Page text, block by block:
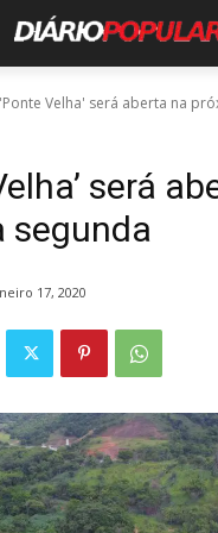
'Ponte Velha' será aberta na
será
segunda
17, 2020